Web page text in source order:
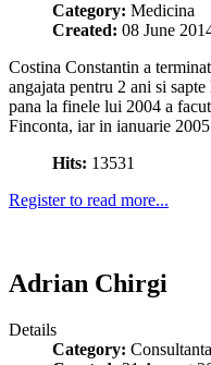
Category: Medicina
Created: 08 June
Costina Constantin a
angajata pentru 2 ani si
pana la finele lui 2004 a
Finconta, iar in ianuarie
Hits: 13531
Register to read more...
Adrian Chirgi
Details
Category: Consultanta